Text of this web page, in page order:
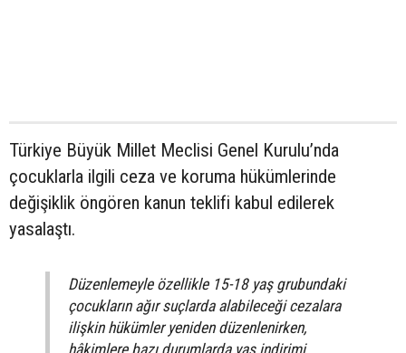
Türkiye Büyük Millet Meclisi Genel Kurulu’nda
çocuklarla ilgili ceza ve koruma hükümlerinde
değişiklik öngören kanun teklifi kabul edilerek
yasalaştı.
Düzenlemeyle özellikle 15-18 yaş grubundaki
çocukların ağır suçlarda alabileceği cezalara
ilişkin hükümler yeniden düzenlenirken,